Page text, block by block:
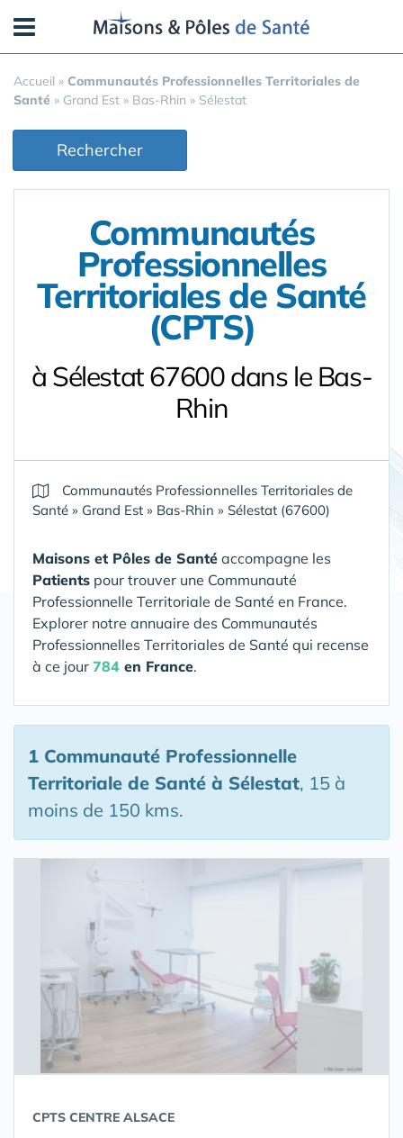
Accueil » Communautés Professionnelles Territoriales de
Santé » Grand Est » Bas-Rhin » Sélestat
Rechercher
Communautés
Professionnelles
Territoriales de Santé
(CPTS)
à Sélestat 67600 dans le Bas-
Rhin
Communautés Professionnelles Territoriales de
Santé » Grand Est » Bas-Rhin » Sélestat (67600)
Maisons et Pôles de Santé accompagne les
Patients pour trouver une Communauté
Professionnelle Territoriale de Santé en France.
Explorer notre annuaire des Communautés
Professionnelles Territoriales de Santé qui recense
à ce jour 784 en France.
1 Communauté Professionnelle
Territoriale de Santé à Sélestat, 15 à
moins de 150 kms.
CPTS CENTRE ALSACE
Panneau de gestion des cookies